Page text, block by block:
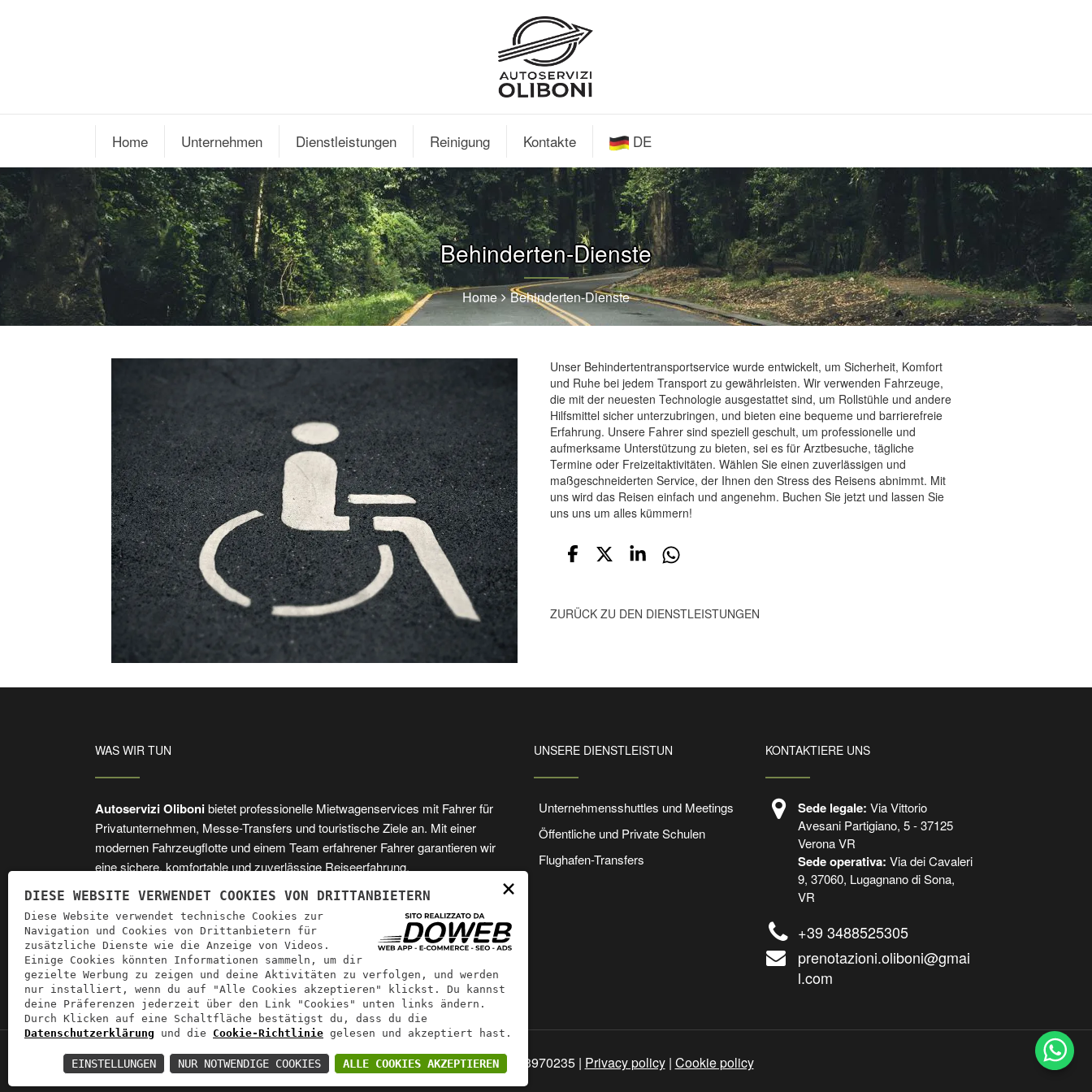
Home Unternehmen Dienstleistungen Reinigung Kontakte DE
Behinderten-Dienste
Home Behinderten-Dienste
Unser Behindertentransportservice wurde entwickelt, um Sicherheit, Komfort
und Ruhe bei jedem Transport zu gewährleisten. Wir verwenden Fahrzeuge,
die mit der neuesten Technologie ausgestattet sind, um Rollstühle und andere
Hilfsmittel sicher unterzubringen, und bieten eine bequeme und barrierefreie
Erfahrung. Unsere Fahrer sind speziell geschult, um professionelle und
aufmerksame Unterstützung zu bieten, sei es für Arztbesuche, tägliche
Termine oder Freizeitaktivitäten. Wählen Sie einen zuverlässigen und
maßgeschneiderten Service, der Ihnen den Stress des Reisens abnimmt. Mit
uns wird das Reisen einfach und angenehm. Buchen Sie jetzt und lassen Sie
uns uns um alles kümmern!
ZURÜCK ZU DEN DIENSTLEISTUNGEN
WAS WIR TUN
Autoservizi Olibonibietet professionelle Mietwagenservices mit Fahrer für
Privatunternehmen, Messe-Transfers und touristische Ziele an. Mit einer
modernen Fahrzeugflotte und einem Team erfahrener Fahrer garantieren wir
eine sichere, komfortable und zuverlässige Reiseerfahrung.
Professional Partner ofMovicron
UNSERE DIENSTLEISTUN
Unternehmensshuttles und Meetings
Öffentliche und Private Schulen
Flughafen-Transfers
KONTAKTIERE UNS
Sede legale: Via Vittorio
Avesani Partigiano, 5 - 37125
Verona VR
Sede operativa: Via dei Cavaleri
9, 37060, Lugagnano di Sona,
VR
+39 3488525305
prenotazioni.oliboni@gmai
l.com
Autoservizi Oliboni | P.IVA: 02833970235 | Privacy policy| Cookie policy
×
DIESE WEBSITE VERWENDET COOKIES VON DRITTANBIETERN
Diese Website verwendet technische Cookies zur
Navigation und Cookies von Drittanbietern für
zusätzliche Dienste wie die Anzeige von Videos.
Einige Cookies könnten Informationen sammeln, um dir
gezielte Werbung zu zeigen und deine Aktivitäten zu verfolgen, und werden
nur installiert, wenn du auf "Alle Cookies akzeptieren" klickst. Du kannst
deine Präferenzen jederzeit über den Link "Cookies" unten links ändern.
Durch Klicken auf eine Schaltfläche bestätigst du, dass du die
Datenschutzerklärung und die Cookie-Richtlinie gelesen und akzeptiert hast.
ALLE COOKIES AKZEPTIEREN
NUR NOTWENDIGE COOKIES
EINSTELLUNGEN